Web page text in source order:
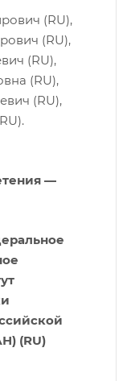
(RU),
(RU),
(RU),
(RU),
(RU),
—
(RU)